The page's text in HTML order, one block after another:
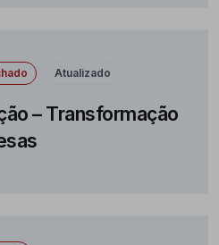
Atualizado
– Transformação